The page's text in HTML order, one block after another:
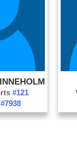
#121
#7938